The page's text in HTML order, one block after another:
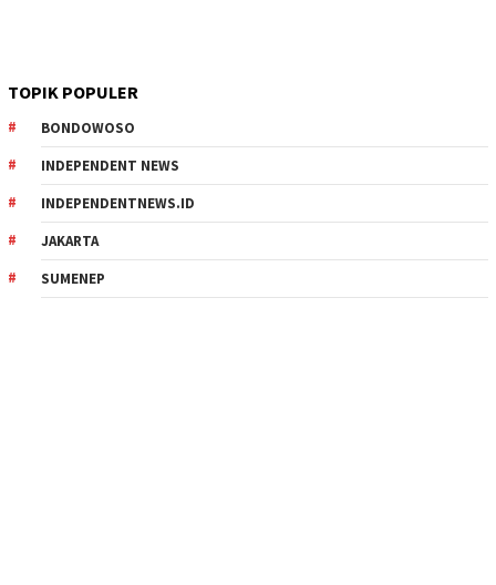
TOPIK POPULER
BONDOWOSO
INDEPENDENT NEWS
INDEPENDENTNEWS.ID
JAKARTA
SUMENEP